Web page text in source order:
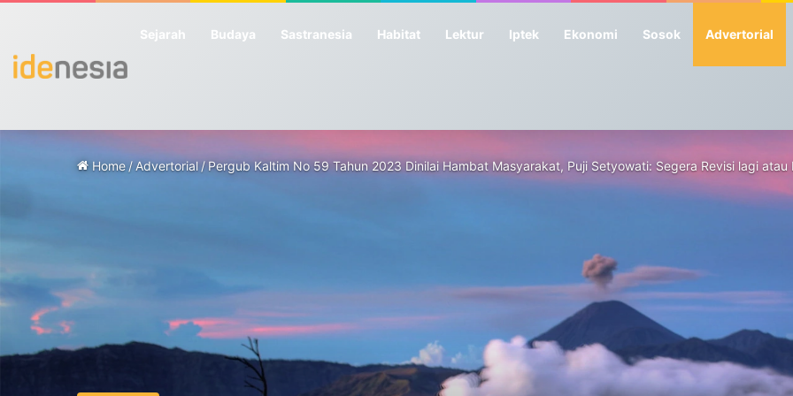
Sejarah Budaya Sastranesia Habitat Lektur Iptek Ekonomi Sosok Advertorial
Home / Advertorial /Pergub Kaltim No 59 Tahun 2023 Dinilai Hambat Masyarakat, Puji Setyowati: Segera Revisi lagi atau